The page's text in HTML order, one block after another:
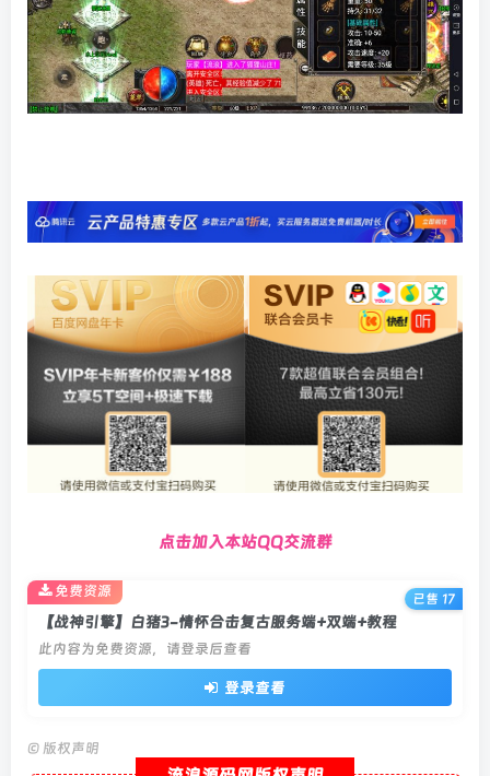
点击加入本站QQ交流群
【战神引擎】白猪3-情怀合击复古服务端+双端+教程
此内容为免费资源，请登录后查看
登录查看
免费资源
已售 17
© 版权声明